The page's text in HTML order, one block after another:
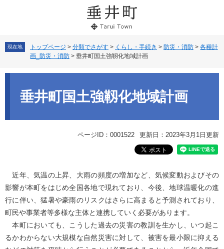
へ
現在地 トップページ > 分類でさがす > くらし・手続き > 防災・消防 > 各種計
画_防災・消防 > 垂井町国土強靱化地域計画
垂井町国土強靱化地域計画
ページID：0001522 更新日：2023年3月1日更新
近年、気温の上昇、大雨の頻度の増加など、気候変動およびその
影響が本町をはじめ全国各地で現れており、今後、地球温暖化の進
行に伴い、猛暑や豪雨のリスクはさらに高まると予測されており、
町民や事業者等多様な主体と連携していく必要があります。
本町においても、こうした過去の災害の教訓を生かし、いつ起こ
るかわからない大規模な自然災害に対して、被害を最小限に抑える